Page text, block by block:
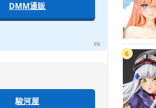
DMM通販
駿河屋
6